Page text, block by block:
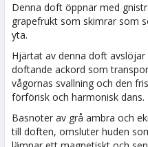
Denna doft öppnar med
grapefrukt som skimrar som
yta.
Hjärtat av denna doft
doftande ackord som
vågornas svallning och den
förförisk och harmonisk dans.
Basnoter av grå ambra och
till doften, omsluter huden